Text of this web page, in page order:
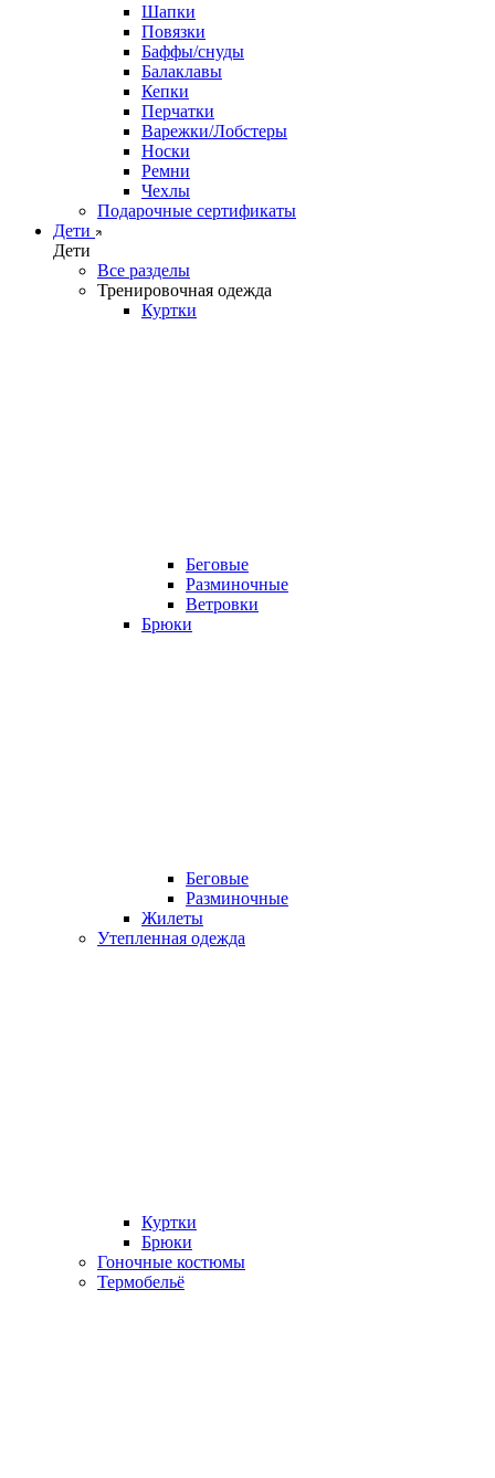
Шапки
Повязки
Баффы/снуды
Балаклавы
Кепки
Перчатки
Варежки/Лобстеры
Носки
Ремни
Чехлы
Подарочные сертификаты
Дети
Дети
Все разделы
Тренировочная одежда
Куртки
Беговые
Разминочные
Ветровки
Брюки
Беговые
Разминочные
Жилеты
Утепленная одежда
Куртки
Брюки
Гоночные костюмы
Термобельё